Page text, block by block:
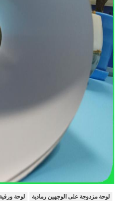
لوحة مزدوجة على الوجهين رمادية
لوحة